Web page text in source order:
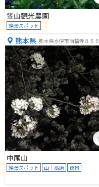
笠山観光農園
絶景スポット
熊本県 熊本県水俣市南福寺８５５
中尾山
絶景スポット 山｜高原 夜景